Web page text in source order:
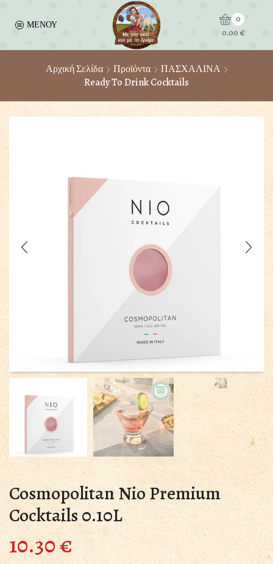
ΜΕΝΟΥ
0
0.00€
Αρχική Σελίδα Προϊόντα
ΠΑΣΧΑΛΙΝΑ
Ready To Drink Cocktails
Cosmopolitan Nio Premium
Cocktails 0.10L
10.30€